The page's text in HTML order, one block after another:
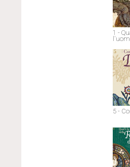
1 -
5 -